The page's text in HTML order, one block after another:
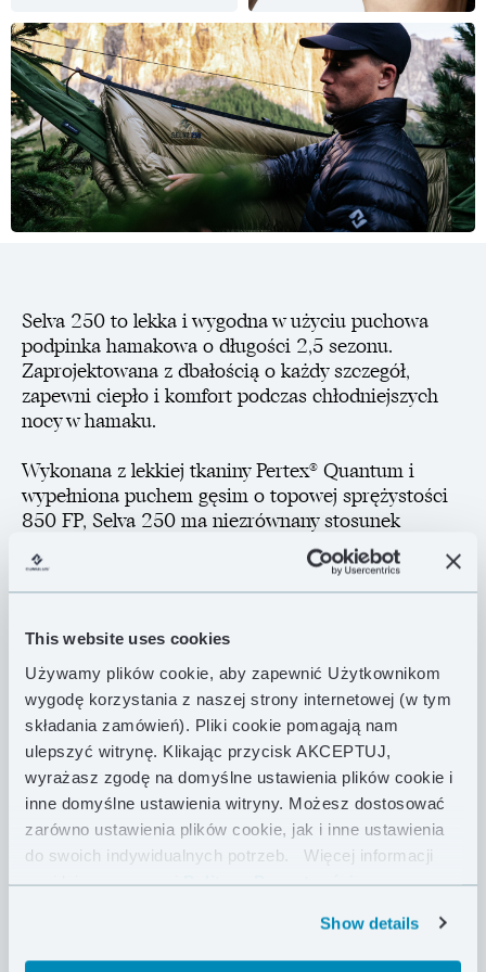
This website uses cookies
Używamy plików cookie, aby zapewnić Użytkownikom
wygodę korzystania z naszej strony internetowej (w tym
składania zamówień). Pliki cookie pomagają nam
ulepszyć witrynę. Klikając przycisk AKCEPTUJ,
wyrażasz zgodę na domyślne ustawienia plików cookie i
inne domyślne ustawienia witryny. Możesz dostosować
zarówno ustawienia plików cookie, jak i inne ustawienia
do swoich indywidualnych potrzeb.
Więcej informacji
znajdziesz w naszejPolityce Prywatności .
Show details
Selva 250 to lekka i wygodna w użyciu puchowa
podpinka hamakowa o długości 2,5 sezonu.
Zaprojektowana z dbałością o każdy szczegół,
zapewni ciepło i komfort podczas chłodniejszych
nocy w hamaku.
Wykonana z lekkiej tkaniny Pertex® Quantum i
wypełniona puchem gęsim o topowej sprężystości
850 FP, Selva 250 ma niezrównany stosunek
termoizolacji w porównaniu do masy. Dodatkowo
dzięki starannie dobranym materiałom i
zoptymalizowanej pod kątem termoizolacji
kompaktowością. Jej projekt został dokładnie
przemyślany: dzięki poziomemu układowi komór
puch nie przemieszcza się grawitacyjnie, krój
dyferencyjny zapobiega kompresji puchu
spowodowanej napięciem materiału zewnętrznego, a
intuicyjny system zawieszenia oparty na elastycznych
linkach daje duże możliwości regulacji i dobrze
uszczelnia punkty styku hamaka z underquiltem.
Selva 250 izoluje na 2,5 sezonu i przeznaczona jest
dla świadomych użytkowników, którzy cenią
bezkompromisową lekkość sprzętu. Najlepiej